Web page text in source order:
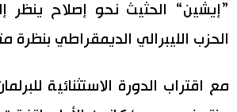
”إيشين“ الحثيث نحو إصلاح ينظر
الحزب الليبرالي الديمقراطي بنظرة
مع اقتراب الدورة الاستثنائية